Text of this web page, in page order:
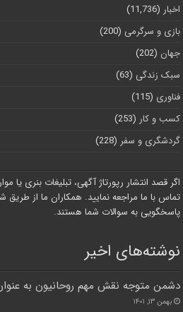
اخبار (11,736)
بازی و سرگرمی (200)
جهان (202)
سبک زندگی (63)
فناوری (115)
کسب و کار (253)
گردشگری و سفر (228)
اگر قصد انتشار رپورتاژ آگهی، تبلیغات بنری یا
تماس با ما مراجعه نمایید. همکاران ما از طریق
پاسخگویی به سوالات شما هستند.
نوشته‌های اخیر
دشمن متوجه نقش مهم روحانیون به
بهمن ۱۳, ۱۴۰۱